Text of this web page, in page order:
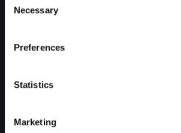
Selection
Necessary
Preferences
Statistics
Marketing
Créer société en nom collectif
Modifier inscription au RC